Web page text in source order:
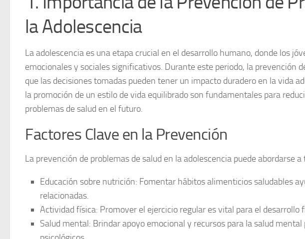
la Adolescencia
La adolescencia es una etapa crucial en el desarrollo humano, donde los
emocionales y sociales significativos. Durante este periodo, la prevención
que las decisiones tomadas pueden tener un impacto duradero en la vida
la promoción de un estilo de vida equilibrado son fundamentales para
problemas de salud en el futuro.
Factores Clave en la Prevención
La prevención de problemas de salud en la adolescencia puede abordarse
Educación sobre nutrición: Fomentar hábitos alimenticios saludables
relacionadas.
Actividad física: Promover el ejercicio regular es vital para el desarrollo
Salud mental: Brindar apoyo emocional y recursos para la salud